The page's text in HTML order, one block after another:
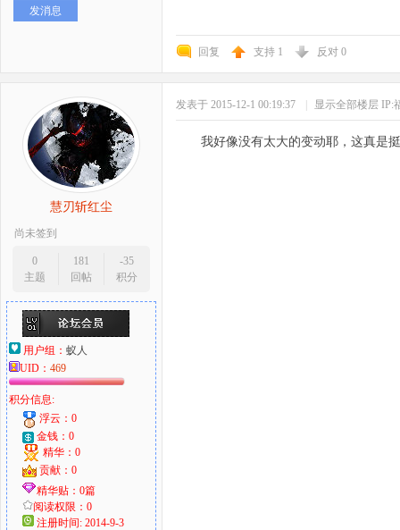
发消息
回复 支持 1 反对 0
慧刃斩红尘
尚未签到
0
主题
181
回帖
-35
积分
用户组： 蚁人
UID： 469
积分信息:
浮云：0
金钱：0
精华：0
贡献：0
精华贴：0篇
阅读权限：0
注册时间: 2014-9-3
发表于 2015-12-1 00:19:37 显示全部楼层 IP:
我好像没有太大的变动耶，这真是